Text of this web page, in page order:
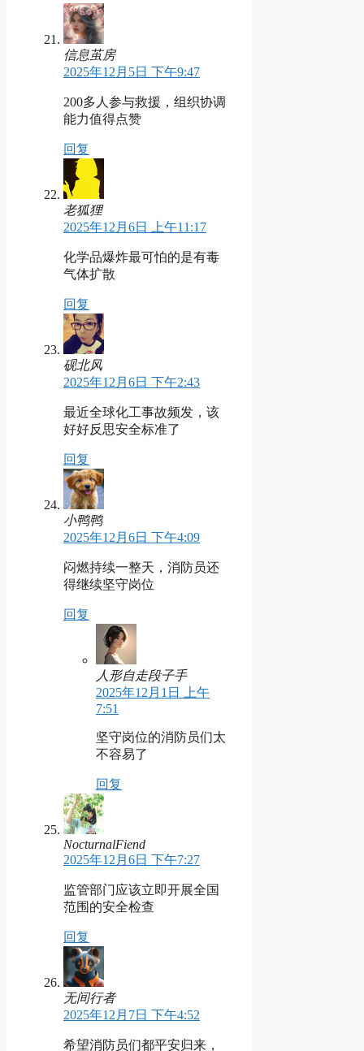
信息茧房
2025年12月5日 下午9:47
200多人参与救援，组织协调
能力值得点赞
回复
老狐狸
2025年12月6日 上午11:17
化学品爆炸最可怕的是有毒
气体扩散
回复
砚北风
2025年12月6日 下午2:43
最近全球化工事故频发，该
好好反思安全标准了
回复
小鸭鸭
2025年12月6日 下午4:09
闷燃持续一整天，消防员还
得继续坚守岗位
回复
人形自走段子手
2025年12月1日 上午
7:51
坚守岗位的消防员们太
不容易了
回复
NocturnalFiend
2025年12月6日 下午7:27
监管部门应该立即开展全国
范围的安全检查
回复
无间行者
2025年12月7日 下午4:52
希望消防员们都平安归来，